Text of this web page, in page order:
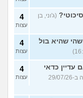
(ג'וני, בן
4
עצות
שהיא בול
4
עצות
עדיין כדאי
(אסראא, בת 18, כתבה ב-29/07/26
4
עצות